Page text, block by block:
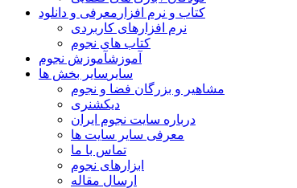
کتاب و نرم افزار معرفی و دانلود
نرم افزارهای کاربردی
کتاب های نجوم
آموزشآموزش نجوم
سایر سایر بخش ها
مشاهیر و بزرگان فضا و نجوم
دیکشنری
درباره سایت نجوم ایران
معرفی سایر سایت ها
تماس با ما
ابزارهای نجوم
ارسال مقاله